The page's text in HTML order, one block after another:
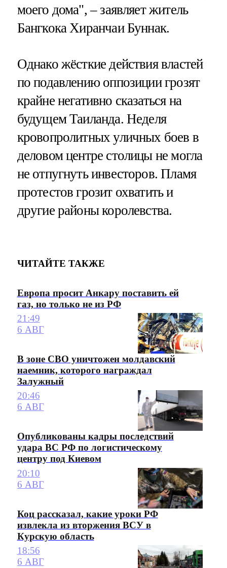
моего дома", – заявляет житель
Бангкока Хиранчаи Буннак.
Однако жёсткие действия властей
по подавлению оппозиции грозят
крайне негативно сказаться на
будущем Таиланда. Неделя
кровопролитных уличных боев в
деловом центре столицы не могла
не отпугнуть инвесторов. Пламя
протестов грозит охватить и
другие районы королевства.
ЧИТАЙТЕ ТАКЖЕ
Европа просит Анкару поставить ей
газ, но только не из РФ
21:49
6 АВГ
В зоне СВО уничтожен молдавский
наемник, которого награждал
Залужный
20:46
6 АВГ
Опубликованы кадры последствий
удара ВС РФ по логистическому
центру под Киевом
20:10
6 АВГ
Коц рассказал, какие уроки РФ
извлекла из вторжения ВСУ в
Курскую область
18:56
6 АВГ